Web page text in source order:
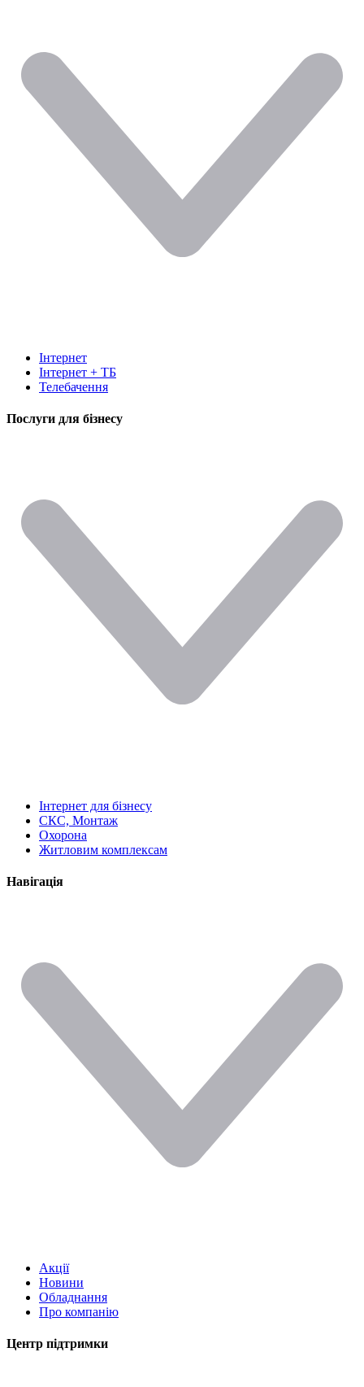
Інтернет
Інтернет + ТБ
Телебачення
Послуги для бізнесу
Інтернет для бізнесу
СКС, Монтаж
Охорона
Житловим комплексам
Навігація
Акції
Новини
Обладнання
Про компанію
Центр підтримки